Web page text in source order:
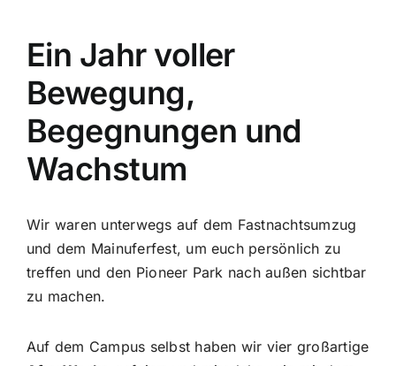
Ein Jahr voller
Bewegung,
Begegnungen und
Wachstum
Wir waren unterwegs auf dem Fastnachtsumzug
und dem Mainuferfest, um euch persönlich zu
treffen und den Pioneer Park nach außen sichtbar
zu machen.
Auf dem Campus selbst haben wir vier großartige